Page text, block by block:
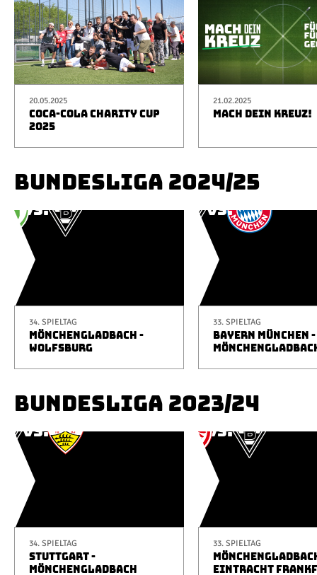
20.05.2025
COCA-COLA CHARITY CUP
2025
21.02.2025
MACH DEIN KREUZ!
BUNDESLIGA 2024/25
34. SPIELTAG
MÖNCHENGLADBACH -
WOLFSBURG
33. SPIELTAG
BAYERN MÜNCHEN -
BUNDESLIGA 2023/24
34. SPIELTAG
STUTTGART -
MÖNCHENGLADBACH
33. SPIELTAG
EINTRACHT